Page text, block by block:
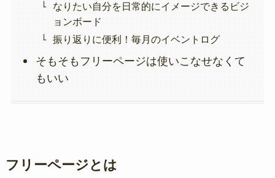
なりたい自分を日常的にイメージできるビジ
ョンボード
振り返りに便利！毎月のイベントログ
そもそもフリーページは使いこなせなくて
もいい
フリーページとは